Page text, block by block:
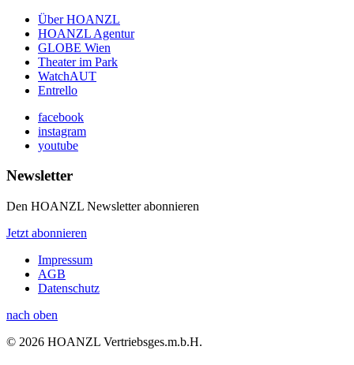
Über HOANZL
HOANZL Agentur
GLOBE Wien
Theater im Park
WatchAUT
Entrello
facebook
instagram
youtube
Newsletter
Den HOANZL Newsletter abonnieren
Jetzt abonnieren
Impressum
AGB
Datenschutz
nach oben
© 2026 HOANZL Vertriebsges.m.b.H.